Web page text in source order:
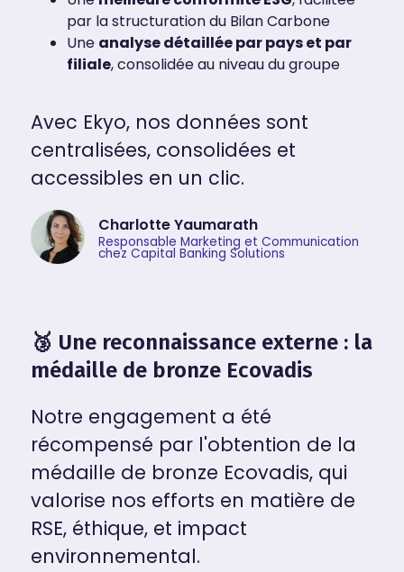
par la structuration du Bilan Carbone
Une analyse détaillée par pays et par
filiale, consolidée au niveau du groupe
Avec Ekyo, nos données sont
centralisées, consolidées et
accessibles en un clic.
Charlotte Yaumarath
Responsable Marketing et Communication
chez Capital Banking Solutions
🥉 Une reconnaissance externe : la
médaille de bronze Ecovadis
Notre engagement a été
récompensé par l'obtention de la
médaille de bronze Ecovadis, qui
valorise nos efforts en matière de
RSE, éthique, et impact
environnemental.